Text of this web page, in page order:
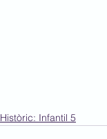
Històric: Infantil 5